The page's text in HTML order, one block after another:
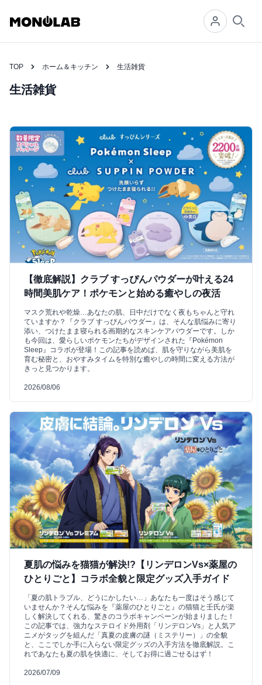
TOP ホーム＆キッチン 生活雑貨
生活雑貨
【徹底解説】クラブ すっぴんパウダーが叶える24
時間美肌ケア！ポケモンと始める癒やしの夜活
マスク荒れや乾燥…あなたの肌、日中だけでなく夜もちゃんと守れ
ていますか？『クラブ すっぴんパウダー』は、そんな肌悩みに寄り
添い、つけたまま寝られる画期的なスキンケアパウダーです。しか
も今回は、愛らしいポケモンたちがデザインされた『Pokémon
Sleep』コラボが登場！この記事を読めば、肌を守りながら美肌を
育む秘密と、おやすみタイムを特別な癒やしの時間に変える方法が
きっと見つかります。
2026/08/06
夏肌の悩みを猫猫が解決!?【リンデロンVs×薬屋の
ひとりごと】コラボ全貌と限定グッズ入手ガイド
「夏の肌トラブル、どうにかしたい…」あなたも一度はそう感じて
いませんか？そんな悩みを『薬屋のひとりごと』の猫猫と壬氏が楽
しく解決してくれる、驚きのコラボキャンペーンが始まりました！
この記事では、強力なステロイド外用剤「リンデロンVs」と人気ア
ニメがタッグを組んだ「真夏の皮膚の謎（ミステリー）」の全貌
と、ここでしか手に入らない限定グッズの入手方法を徹底解説。こ
れであなたも夏の肌を快適に、そしてお得に過ごせるはず！
2026/07/09